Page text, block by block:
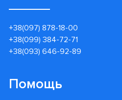
+38(097) 878-18-00
+38(099) 384-72-71
+38(093) 646-92-89
Помощь